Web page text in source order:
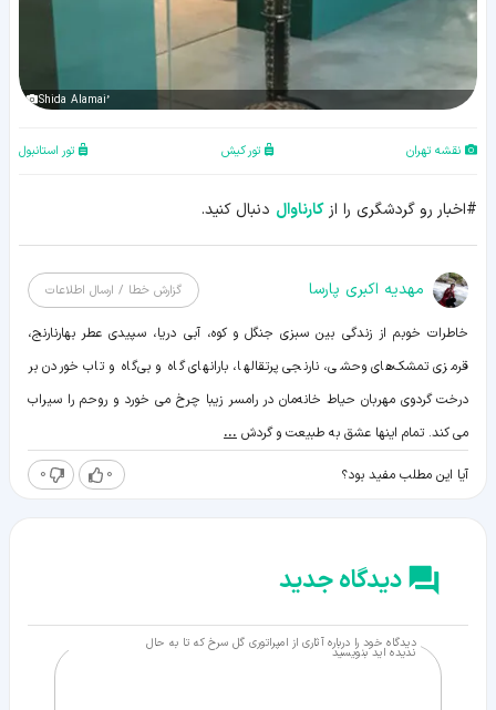
نقشه تهران تور کیش تور استانبول
#اخبار رو گردشگری را ازکارناوال دنبال کنید.
مهدیه اکبری پارسا گزارش خطا / ارسال اطلاعات
خاطرات خوبم از زندگی بین سبزی جنگل و کوه، آبی دریا، سپیدی عطر بهارنارنج،
قرمزی تمشک‌های وحشی، نارنجی پرتقالها، بارانهای گاه و بی‌گاه و تاب خوردن بر
درخت گردوی مهربان حیاط خانه‌مان در رامسر زیبا چرخ می خورد و روحم را سیراب
می کند. تمام اینها عشق به طبیعت و گردش ...
آیا این مطلب مفید بود؟ 0
0
دیدگاه جدید
دیدگاه خود را درباره آثاری از امپراتوری گل سرخ که تا به حال
ندیده اید بنویسید